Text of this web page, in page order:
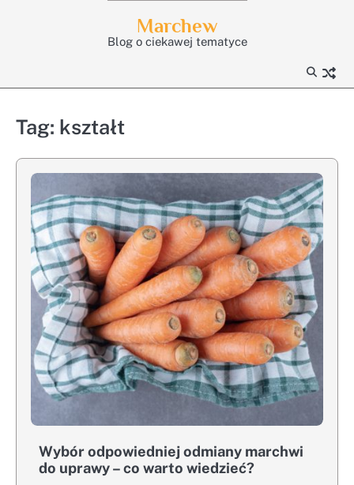
Marchew
Blog o ciekawej tematyce
Tag: kształt
Wybór odpowiedniej odmiany marchwi
do uprawy – co warto wiedzieć?